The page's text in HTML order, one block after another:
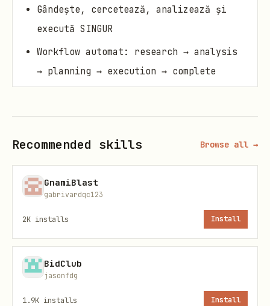
Gândește, cercetează, analizează și
execută SINGUR
Workflow automat: research → analysis
→ planning → execution → complete
răspuns
📊Inteligență Proactivă
similare
Sugestii îmbunătățiri din experiențe
Combinări creative de tag-uri pentru
idei noi
Profil utilizator care învață din
Recommended skills Browse all →
GnamiBlast
gabrivardqc123
2K installs Install
BidClub
jasonfdg
1.9K installs Install